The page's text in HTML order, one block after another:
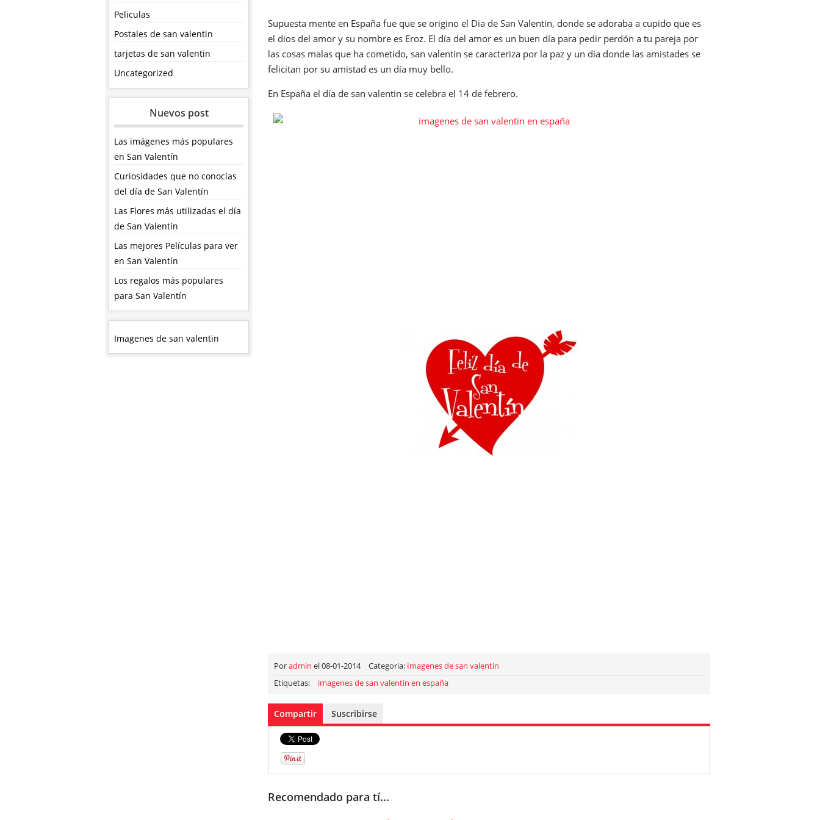
Peliculas
Postales de san valentin
tarjetas de san valentin
Uncategorized
Nuevos post
Las imágenes más populares
en San Valentín
Curiosidades que no conocías
del día de San Valentín
Las Flores más utilizadas el día
de San Valentín
Las mejores Películas para ver
en San Valentín
Los regalos más populares
para San Valentín
Imagenes de san valentin
Supuesta mente en España fue que se origino el Dia de San Valentin, donde se adoraba a cupido que es
el dios del amor y su nombre es Eroz. El día del amor es un buen día para pedir perdón a tu pareja por
las cosas malas que ha cometido, san valentin se caracteriza por la paz y un día donde las amistades se
felicitan por su amistad es un día muy bello.
En España el día de san valentin se celebra el 14 de febrero.
Poradmin el 08-01-2014 Categoria: Imagenes de san valentin
Etiquetas:
imagenes de san valentin en españa
Compartir Suscribirse
Recomendado para tí...